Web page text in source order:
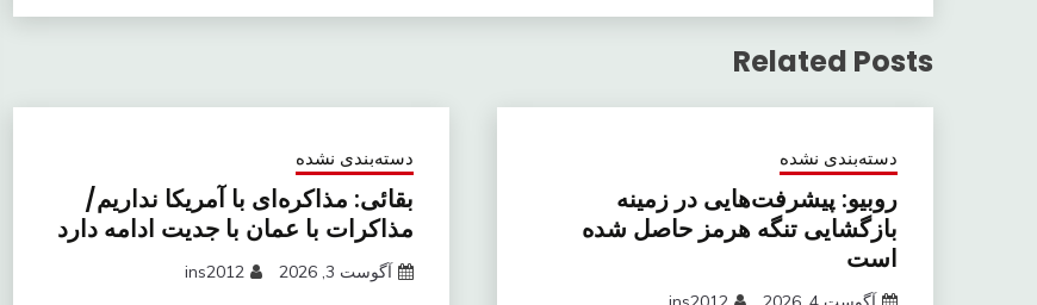
Related Posts
دسته‌بندی نشده
روبیو: پیشرفت‌هایی در زمینه
بازگشایی تنگه هرمز حاصل شده
است
دسته‌بندی نشده
بقائی: مذاکره‌ای با آمریکا نداریم/
مذاکرات با عمان با جدیت ادامه دارد
آگوست 3, 2026 ins2012